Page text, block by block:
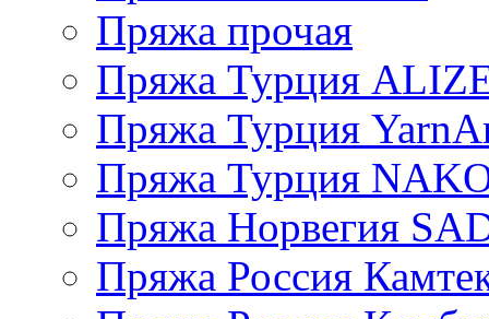
Пряжа прочая
Пряжа Турция
Пряжа Турция
Пряжа Турция
Пряжа Норвегия
Пряжа Россия